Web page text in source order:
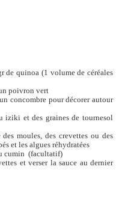
de quinoa (1 volume de céréales
poivron vert
concombre pour décorer autour
iziki et des graines de tournesol
moules, des crevettes ou des
et les algues réhydratées
cumin (facultatif)
et verser la sauce au dernier